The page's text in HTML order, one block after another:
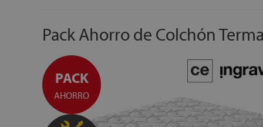
Pack Ahorro de Colchón
PACK
AHORRO